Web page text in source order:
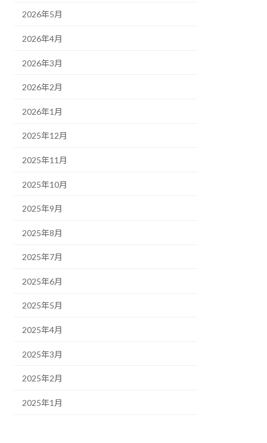
2026年5月
2026年4月
2026年3月
2026年2月
2026年1月
2025年12月
2025年11月
2025年10月
2025年9月
2025年8月
2025年7月
2025年6月
2025年5月
2025年4月
2025年3月
2025年2月
2025年1月